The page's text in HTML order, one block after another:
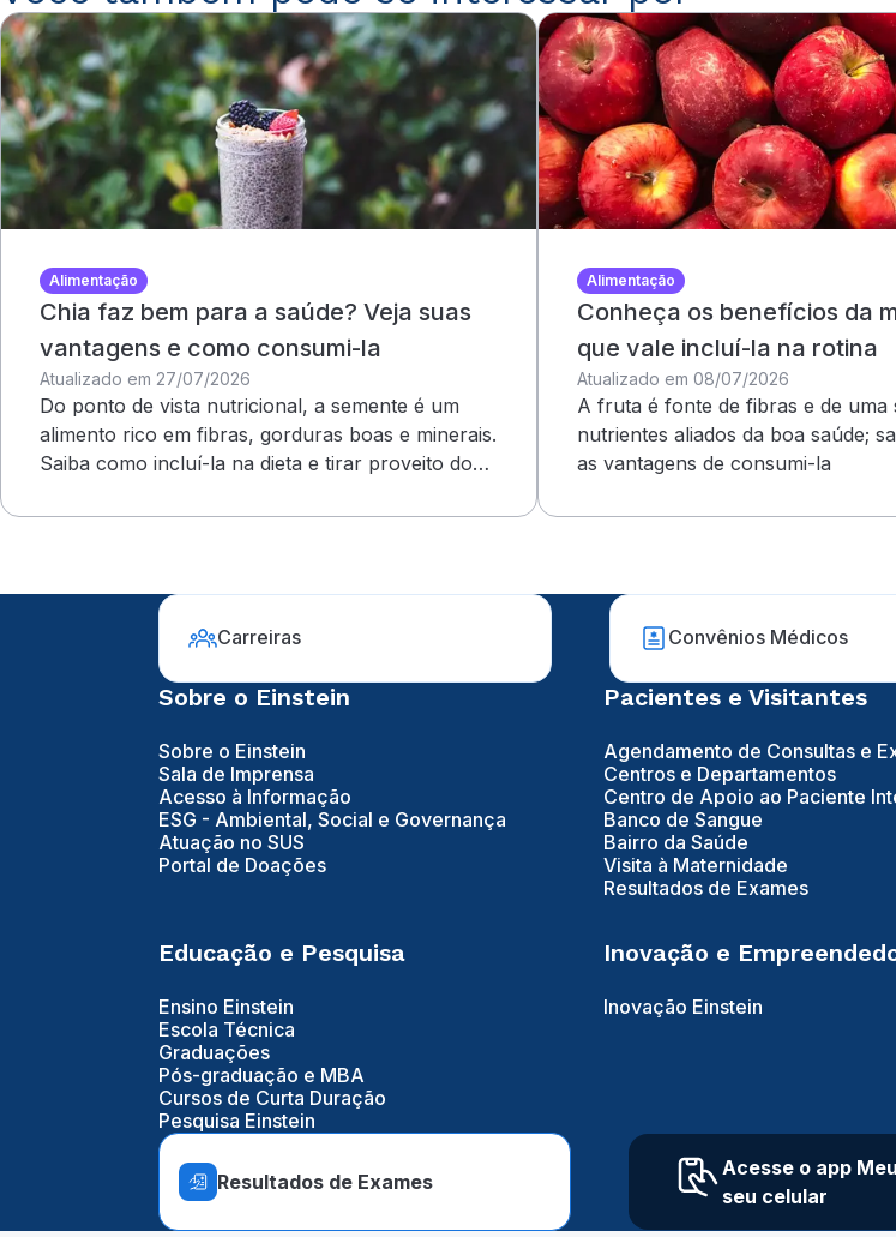
Alimentação
Chia faz bem para a saúde? Veja suas
vantagens e como consumi-la
Atualizado em 27/07/2026
Do ponto de vista nutricional, a semente é um
alimento rico em fibras, gorduras boas e minerais.
Saiba como incluí-la na dieta e tirar proveito dos
Alimentação
Conheça os benefícios da
que vale incluí-la na rotina
Atualizado em 08/07/2026
A fruta é fonte de fibras e de uma
nutrientes aliados da boa saúde;
as vantagens de consumi-la
Carreiras Convênios Médicos
Sobre o Einstein
Sobre o Einstein
Sala de Imprensa
Acesso à Informação
ESG - Ambiental, Social e Governança
Atuação no SUS
Portal de Doações
Pacientes e Visitantes
Agendamento de Consultas e
Centros e Departamentos
Centro de Apoio ao Paciente
Banco de Sangue
Bairro da Saúde
Visita à Maternidade
Resultados de Exames
Educação e Pesquisa
Ensino Einstein
Escola Técnica
Graduações
Pós-graduação e MBA
Cursos de Curta Duração
Pesquisa Einstein
Inovação e
Inovação Einstein
Resultados de Exames
Acesse o app
seu celular